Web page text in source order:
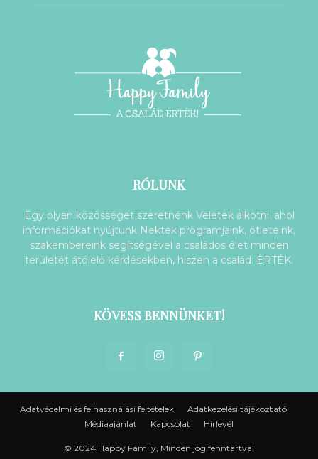
RÓLUNK
Egy olyan közösséget szeretnénk Veletek alkotni, ahol
információkat nyújtunk Nektek programjaink, ötleteink,
szakembereink segítségével a családos élet minden
területét átölelő kérdésekben, hiszen a család: ÉRTÉK.
KÖVESS BENNÜNKET!
Adatvédelmi és felhasználási feltételek
Adatkezelési tájékoztató
Médiaajánlat
Kapcsolat Hírlevél
© 2024 Happy Family, Minden jog fenntartva!